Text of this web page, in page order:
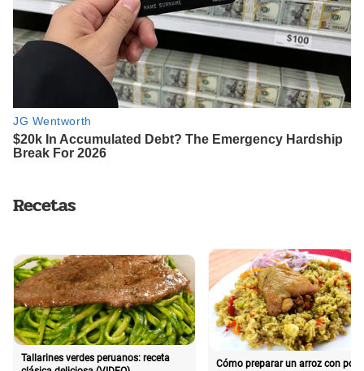
Recetas
Tallarines verdes peruanos: receta
Cómo preparar un arroz con pollo